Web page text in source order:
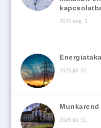
2026 aug. 3
2026 júl. 31
2026 júl. 31